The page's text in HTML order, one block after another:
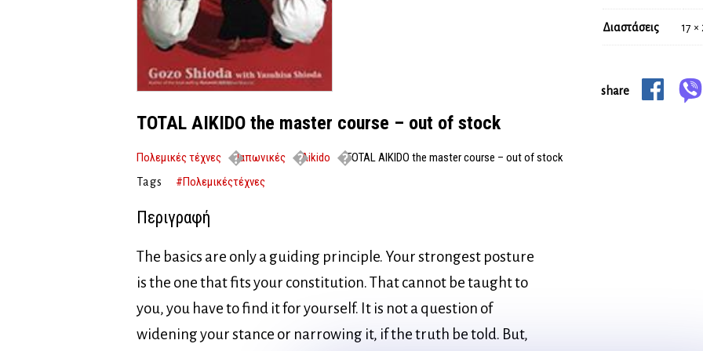
Διαστάσεις 17 ×
share
TOTAL AIKIDO the master course – out of stock
Πολεμικές τέχνες Ιαπωνικές Aikido TOTAL AIKIDO the master course – out of stock
Tags #Πολεμικέςτέχνες
Περιγραφή
The basics are only a guiding principle. Your strongest posture
is the one that fits your constitution. That cannot be taught to
you, you have to find it for yourself. It is not a question of
widening your stance or narrowing it, if the truth be told. But,